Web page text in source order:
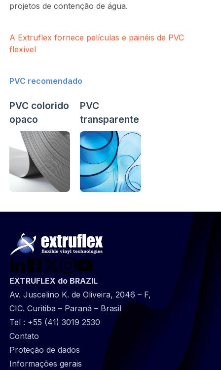
projetos de contenção de água.
A Extruflex fornece películas e painéis de PVC
flexível
PVC recomendado
PVC colorido
opaco
PVC
transparente
EXTRUFLEX do BRAZIL
Av. Juscelino K. de Oliveira, 2046 – F,
CIC. Curitiba – Paraná – Brasil
Tel : +55 (41) 3019 2530
@
Footer
infos
Contato
Proteção de dados
Informações gerais